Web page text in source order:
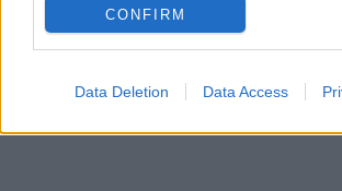
CONFIRM
Data Deletion Data Access